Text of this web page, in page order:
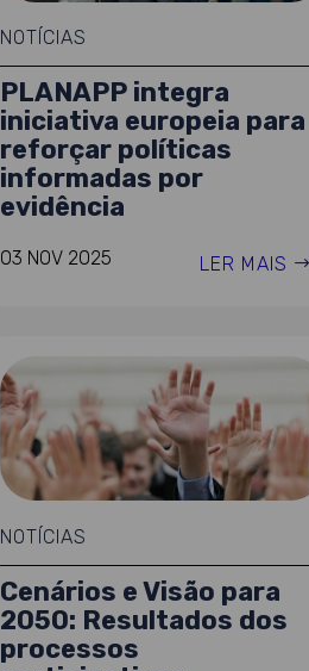
NOTÍCIAS
PLANAPP integra
iniciativa europeia para
reforçar políticas
informadas por
evidência
03 NOV 2025 LER MAIS
NOTÍCIAS
Cenários e Visão para
2050: Resultados dos
processos